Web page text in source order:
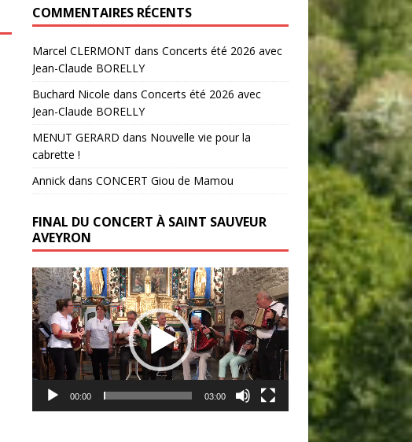
COMMENTAIRES RÉCENTS
Marcel CLERMONT dans Concerts été 2026 avec
Jean-Claude BORELLY
Buchard Nicole dans Concerts été 2026 avec
Jean-Claude BORELLY
MENUT GERARD dans Nouvelle vie pour la
cabrette !
Annickdans CONCERT Giou de Mamou
FINAL DU CONCERT À SAINT SAUVEUR
AVEYRON
Lecteur
vidéo
00:00 03:00